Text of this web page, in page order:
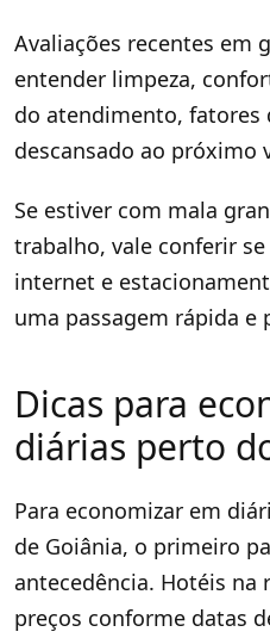
Avaliações recentes em
entender limpeza,
do atendimento, fatores
descansado ao próximo
Se estiver com mala
trabalho, vale conferir se
internet e
uma passagem rápida e
Dicas para
diárias perto
Para economizar em
de Goiânia, o primeiro
antecedência. Hotéis
preços conforme datas